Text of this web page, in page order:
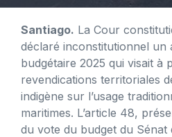
Santiago. La Cour
déclaré inconstitutionnel un
budgétaire 2025 qui visait à
revendications territoriales
indigène sur l’usage
maritimes. L’article 48,
du vote du budget du